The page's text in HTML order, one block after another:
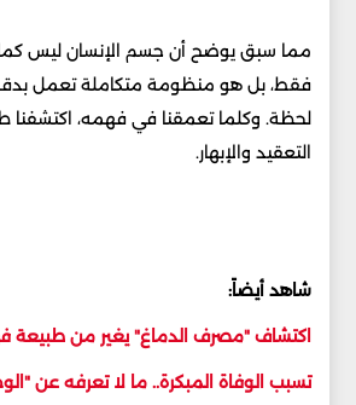
مما سبق يوضح أن جسم الإنسان ليس كما
فقط، بل هو منظومة متكاملة تعمل
لحظة. وكلما تعمقنا في فهمه،
التعقيد والإبهار.
شاهد أيضاً:
اكتشاف "مصرف الدماغ" يغير من طبيعة
تسبب الوفاة المبكرة.. ما لا تعرفه عن